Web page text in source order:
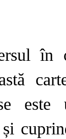
în
este